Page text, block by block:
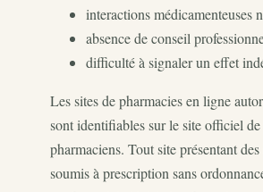
interactions médicamenteuses
absence de conseil
difficulté à signaler un effet
Les sites de pharmacies en ligne
sont identifiables sur le site officiel
pharmaciens. Tout site présentant
soumis à prescription sans